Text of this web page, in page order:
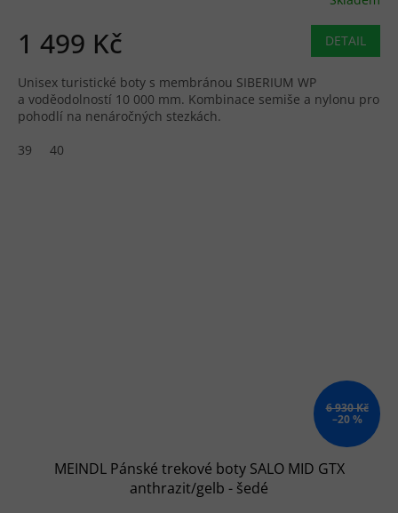
1 499 Kč DETAIL
Unisex turistické boty s membránou SIBERIUM WP
a voděodolností 10 000 mm. Kombinace semiše a nylonu pro
pohodlí na nenáročných stezkách.
39
40
6 930 Kč
–20 %
MEINDL Pánské trekové boty SALO MID GTX
anthrazit/gelb - šedé